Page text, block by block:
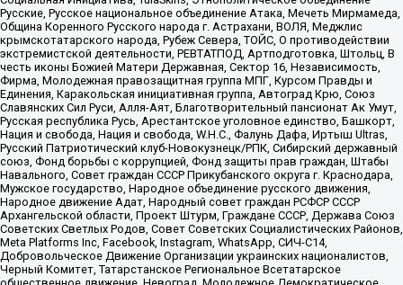
Русские, Русское национальное объединение Атака, Мечеть Мирмамеда,
Община Коренного Русского народа г. Астрахани, ВОЛЯ, Меджлис
крымскотатарского народа, Рубеж Севера, ТОЙС, О противодействии
экстремистской деятельности, РЕВТАТПОД, Артподготовка, Штольц, В
честь иконы Божией Матери Державная, Сектор 16, Независимость,
Фирма, Молодежная правозащитная группа МПГ, Курсом Правды и
Единения, Каракольская инициативная группа, Автоград Крю, Союз
Славянских Сил Руси, Алля-Аят, Благотворительный пансионат Ак Умут,
Русская республика Русь, Арестантское уголовное единство, Башкорт,
Нация и свобода, Нация и свобода, W.H.С., Фалунь Дафа, Иртыш Ultras,
Русский Патриотический клуб-Новокузнецк/РПК, Сибирский державный
союз, Фонд борьбы с коррупцией, Фонд защиты прав граждан, Штабы
Навального, Совет граждан СССР Прикубанского округа г. Краснодара,
Мужское государство, Народное объединение русского движения,
Народное движение Адат, Народный совет граждан РСФСР СССР
Архангельской области, Проект Штурм, Граждане СССР, Держава Союз
Советских Светлых Родов, Совет Советских Социалистических Районов,
Meta Platforms Inc, Facebook, Instagram, WhatsApp, СИЧ-С14,
Добровольческое Движение Организации украинских националистов,
Черный Комитет, Татарстанское Региональное Всетатарское